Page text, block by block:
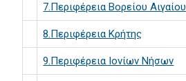
7.Περιφέρεια Βορείου Αιγαίου
8.Περιφέρεια Κρήτης
9.Περιφέρεια Ιονίων Νήσων